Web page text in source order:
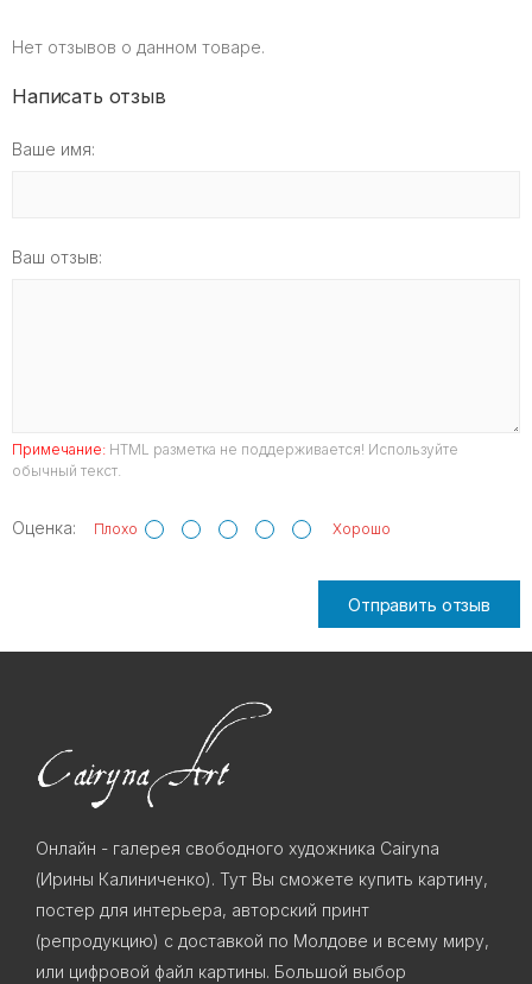
Нет отзывов о данном товаре.
Написать отзыв
Ваше имя:
Ваш отзыв:
Примечание: HTML разметка не поддерживается! Используйте
обычный текст.
Оценка: Плохо Хорошо
Отправить отзыв
Онлайн - галерея свободного художника Cairyna
(Ирины Калиниченко). Тут Вы сможете купить картину,
постер для интерьера, авторский принт
(репродукцию) с доставкой по Молдове и всему миру,
или цифровой файл картины. Большой выбор